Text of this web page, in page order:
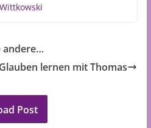
andere…
Glauben lernen mit Thomas
Post